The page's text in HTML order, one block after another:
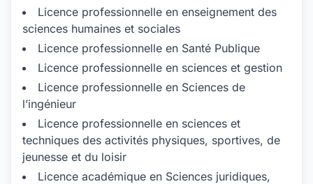
Licence professionnelle en enseignement des
sciences humaines et sociales
Licence professionnelle en Santé Publique
Licence professionnelle en sciences et gestion
Licence professionnelle en Sciences de
l’ingénieur
Licence professionnelle en sciences et
techniques des activités physiques, sportives, de
jeunesse et du loisir
Licence académique en Sciences juridiques,